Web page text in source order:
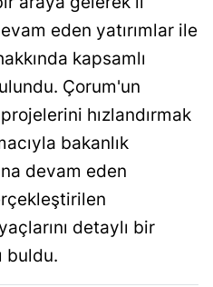
Balıkesir
Bilecik
Bingöl
Bitlis
Burdur
eden yatırımlar ile
kapsamlı
Çorum'un
hızlandırmak
bakanlık
devam eden
detaylı bir
buldu.